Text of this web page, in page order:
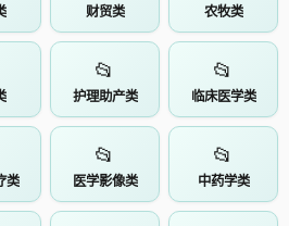
财贸类 农牧类
📂
护理助产类
📂
临床医学类
类
📂
医学影像类
📂
中药学类